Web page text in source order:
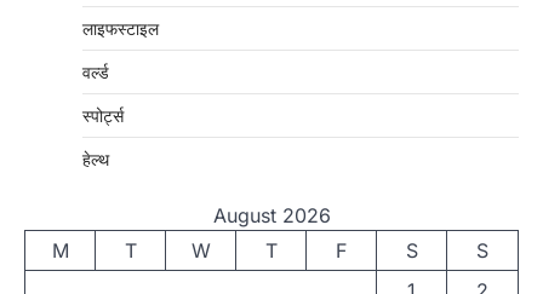
लाइफस्टाइल
वर्ल्ड
स्पोर्ट्स
हेल्थ
August 2026
M
T W T F S
S